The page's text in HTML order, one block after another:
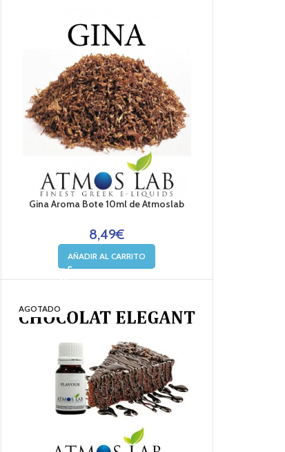
Gina Aroma Bote 10ml de Atmoslab
8,49€
AÑADIR AL CARRITO
AGOTADO